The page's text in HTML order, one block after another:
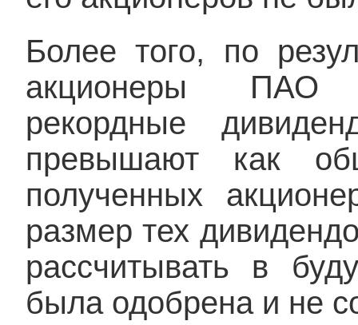
Более того, по
акционеры ПАО
рекордные
превышают как
полученных
размер тех
рассчитывать в
была одобрена и не